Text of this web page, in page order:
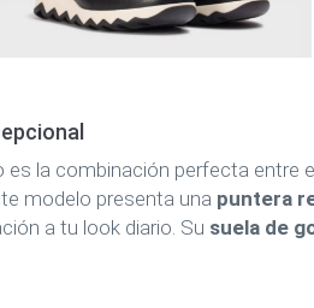
es la combinación perfecta entre
modelo presenta una puntera
a tu look diario. Su suela de